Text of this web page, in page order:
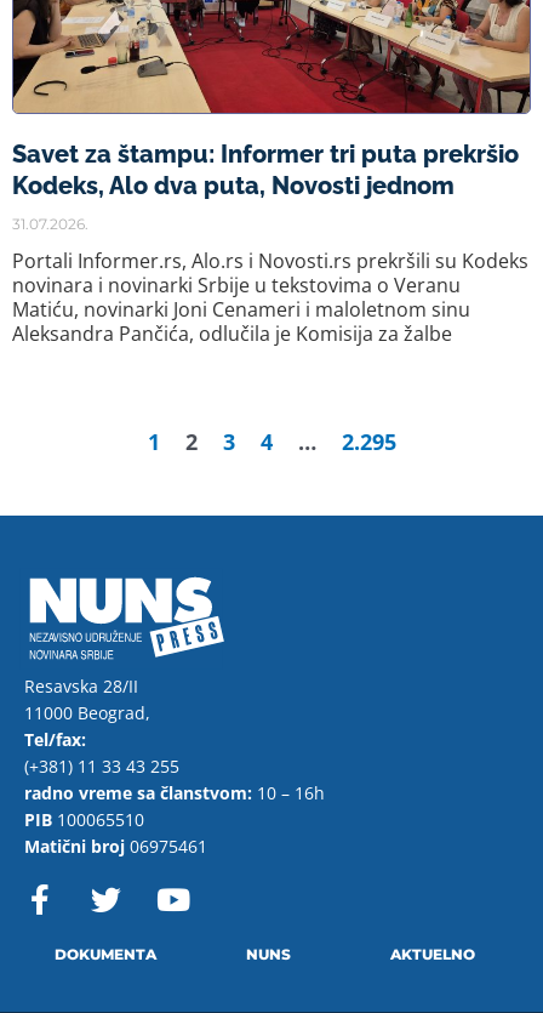
Savet za štampu: Informer tri puta prekršio
Kodeks, Alo dva puta, Novosti jednom
31.07.2026.
Portali Informer.rs, Alo.rs i Novosti.rs prekršili su Kodeks
novinara i novinarki Srbije u tekstovima o Veranu
Matiću, novinarki Joni Cenameri i maloletnom sinu
Aleksandra Pančića, odlučila je Komisija za žalbe
1 2 3 4 … 2.295
Resavska 28/II
11000 Beograd,
Tel/fax:
(+381) 11 33 43 255
radno vreme sa članstvom: 10 – 16h
PIB 100065510
Matični broj 06975461
F
a w
t
o
DOKUMENTA NUNS AKTUELNO